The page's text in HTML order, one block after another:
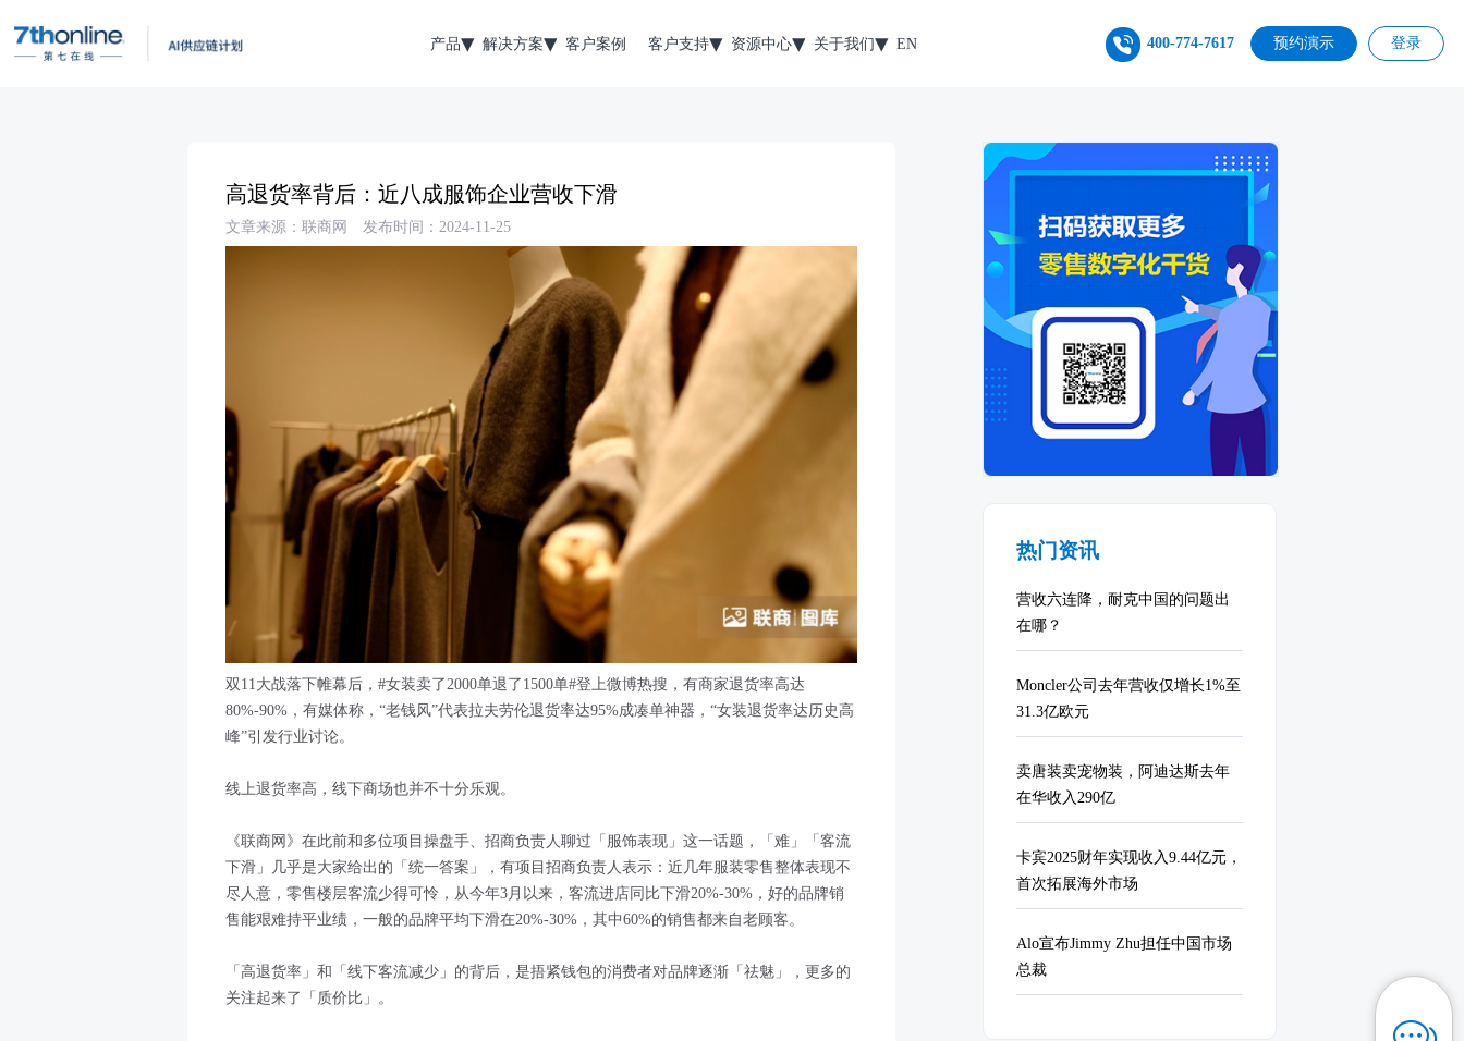
产品 解决方案 客户案例 客户支持 资源中心 关于我们 EN 400-774-7617 预约演示 登录
高退货率背后：近八成服饰企业营收下滑
文章来源：联商网 发布时间：2024-11-25
双11大战落下帷幕后，#女装卖了2000单退了1500单#登上微博热搜，有商家退货率高达
80%-90%，有媒体称，“老钱风”代表拉夫劳伦退货率达95%成凑单神器，“女装退货率达历史高
峰”引发行业讨论。
线上退货率高，线下商场也并不十分乐观。
《联商网》在此前和多位项目操盘手、招商负责人聊过「服饰表现」这一话题，「难」「客流
下滑」几乎是大家给出的「统一答案」，有项目招商负责人表示：近几年服装零售整体表现不
尽人意，零售楼层客流少得可怜，从今年3月以来，客流进店同比下滑20%-30%，好的品牌销
售能艰难持平业绩，一般的品牌平均下滑在20%-30%，其中60%的销售都来自老顾客。
「高退货率」和「线下客流减少」的背后，是捂紧钱包的消费者对品牌逐渐「祛魅」，更多的
关注起来了「质价比」。
热门资讯
营收六连降，耐克中国的问题出
在哪？
Moncler公司去年营收仅增长1%至
31.3亿欧元
卖唐装卖宠物装，阿迪达斯去年
在华收入290亿
卡宾2025财年实现收入9.44亿元，
首次拓展海外市场
Alo宣布Jimmy Zhu担任中国市场
总裁